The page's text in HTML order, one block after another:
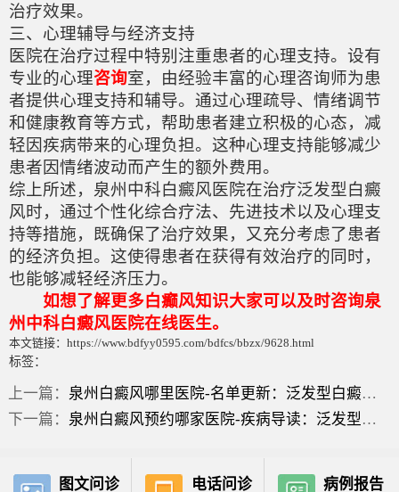
治疗效果。
三、心理辅导与经济支持
医院在治疗过程中特别注重患者的心理支持。设有
专业的心理咨询室，由经验丰富的心理咨询师为患
者提供心理支持和辅导。通过心理疏导、情绪调节
和健康教育等方式，帮助患者建立积极的心态，减
轻因疾病带来的心理负担。这种心理支持能够减少
患者因情绪波动而产生的额外费用。
综上所述，泉州中科白癜风医院在治疗泛发型白癜
风时，通过个性化综合疗法、先进技术以及心理支
持等措施，既确保了治疗效果，又充分考虑了患者
的经济负担。这使得患者在获得有效治疗的同时，
也能够减轻经济压力。
如想了解更多白癫风知识大家可以及时咨询泉
州中科白癜风医院在线医生。
本文链接：https://www.bdfyy0595.com/bdfcs/bbzx/9628.html
标签：
上一篇： 泉州白癜风哪里医院-名单更新：泛发型白癜风如何治疗？
下一篇： 泉州白癜风预约哪家医院-疾病导读：泛发型白癜风如何治疗才有效呢？
图文问诊 电话问诊 病例报告